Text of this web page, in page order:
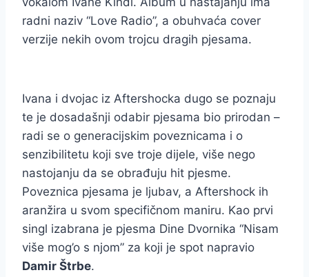
radni naziv “Love Radio”, a obuhvaća cover
verzije nekih ovom trojcu dragih pjesama.
Ivana i dvojac iz Aftershocka dugo se poznaju
te je dosadašnji odabir pjesama bio prirodan –
radi se o generacijskim poveznicama i o
senzibilitetu koji sve troje dijele, više nego
nastojanju da se obrađuju hit pjesme.
Poveznica pjesama je ljubav, a Aftershock ih
aranžira u svom specifičnom maniru. Kao prvi
singl izabrana je pjesma Dine Dvornika “Nisam
više mog’o s njom” za koji je spot napravio
Damir Štrbe.